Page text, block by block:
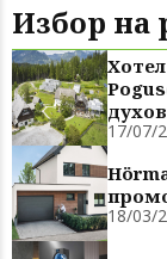
Избор на
17/07/
18/03/